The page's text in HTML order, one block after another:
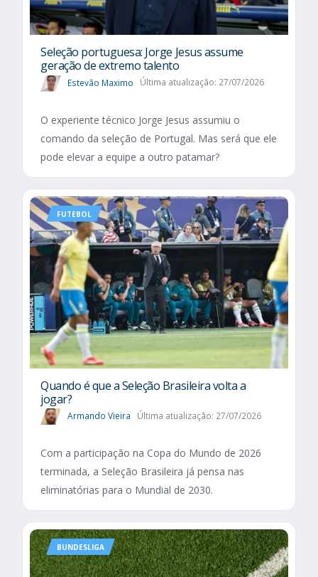
Seleção portuguesa: Jorge Jesus assume
geração de extremo talento
Estevão Maximo Última atualização: 27/07/2026
O experiente técnico Jorge Jesus assumiu o
comando da seleção de Portugal. Mas será que ele
pode elevar a equipe a outro patamar?
FUTEBOL
Quando é que a Seleção Brasileira volta a
jogar?
Armando Vieira Última atualização: 27/07/2026
Com a participação na Copa do Mundo de 2026
terminada, a Seleção Brasileira já pensa nas
eliminatórias para o Mundial de 2030.
BUNDESLIGA